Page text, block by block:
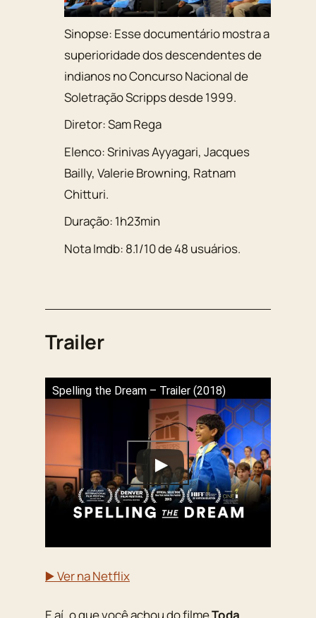
Sinopse: Esse documentário mostra a
superioridade dos descendentes de
indianos no Concurso Nacional de
Soletração Scripps desde 1999.
Diretor:Sam Rega
Elenco:Srinivas Ayyagari,Jacques
Bailly,Valerie Browning, Ratnam
Chitturi.
Duração: 1h23min
Nota Imdb: 8.1/10de48 usuários.
Trailer
Spelling the Dream – Trailer (2018)
▶️ Ver na Netflix